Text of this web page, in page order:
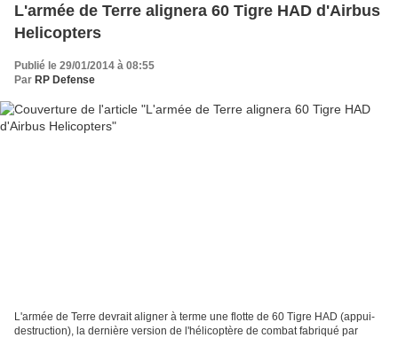
L'armée de Terre alignera 60 Tigre HAD d'Airbus
Helicopters
Publié le 29/01/2014 à 08:55
Par RP Defense
L'armée de Terre devrait aligner à terme une flotte de 60 Tigre HAD (appui-
destruction), la dernière version de l'hélicoptère de combat fabriqué par